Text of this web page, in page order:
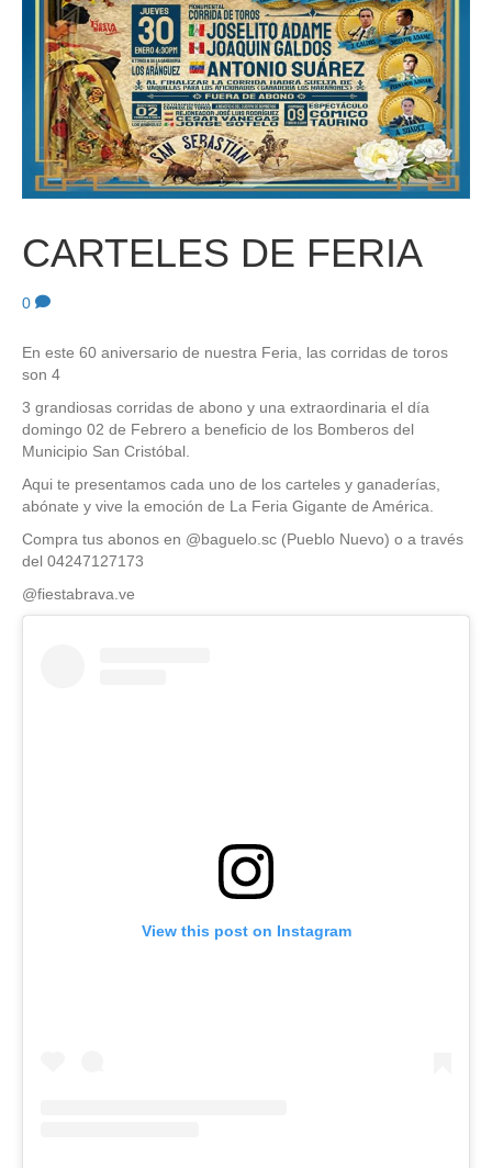
CARTELES DE FERIA
0
En este 60 aniversario de nuestra Feria, las corridas de toros
son 4
3 grandiosas corridas de abono y una extraordinaria el día
domingo 02 de Febrero a beneficio de los Bomberos del
Municipio San Cristóbal.
Aqui te presentamos cada uno de los carteles y ganaderías,
abónate y vive la emoción de La Feria Gigante de América.
Compra tus abonos en @baguelo.sc (Pueblo Nuevo) o a través
del 04247127173
@fiestabrava.ve
View this post on Instagram